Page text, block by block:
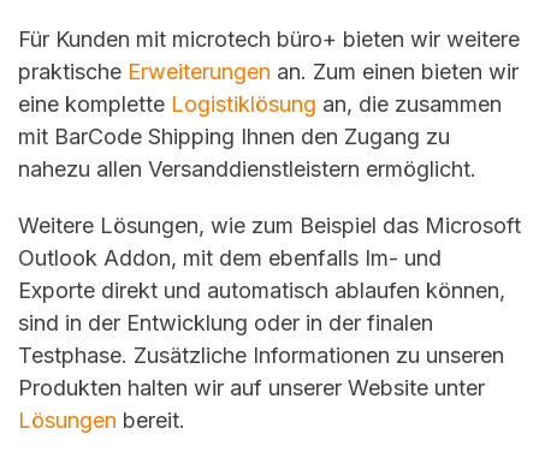
Für Kunden mit microtech büro+ bieten wir weitere
praktische Erweiterungen an. Zum einen bieten wir
eine komplette Logistiklösung an, die zusammen
mit BarCode Shipping Ihnen den Zugang zu
nahezu allen Versanddienstleistern ermöglicht.
Weitere Lösungen, wie zum Beispiel das Microsoft
Outlook Addon, mit dem ebenfalls Im- und
Exporte direkt und automatisch ablaufen können,
sind in der Entwicklung oder in der finalen
Testphase. Zusätzliche Informationen zu unseren
Produkten halten wir auf unserer Website unter
Lösungen bereit.